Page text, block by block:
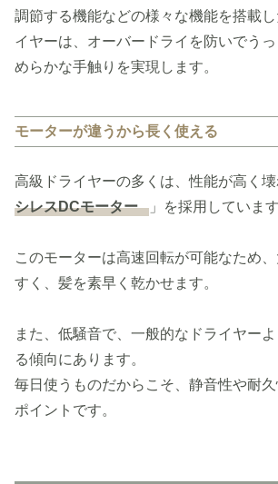
調節する機能などの様々な機能を搭載
イヤーは、オーバードライを防いでう
めらかな手触りを実現します。
モーターが違うから長く使える
高級ドライヤーの多くは、性能が高く壊
シレスDCモーター
」を採用しています
このモーターは高速回転が可能なため
すく、髪を素早く乾かせます。
また、低騒音で、一般的なドライヤー
る傾向にあります。
毎日使うものだからこそ、静音性や耐
ポイントです。